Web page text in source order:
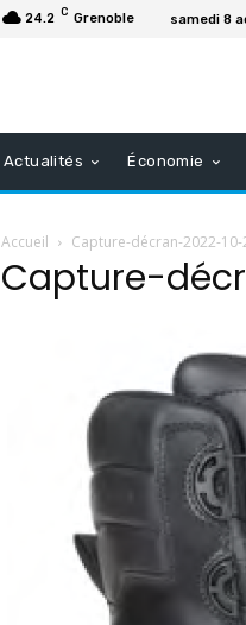
24.2 C Grenoble samedi 8
Actualités Économie
Accueil Capture-décran-2022-
Capture-